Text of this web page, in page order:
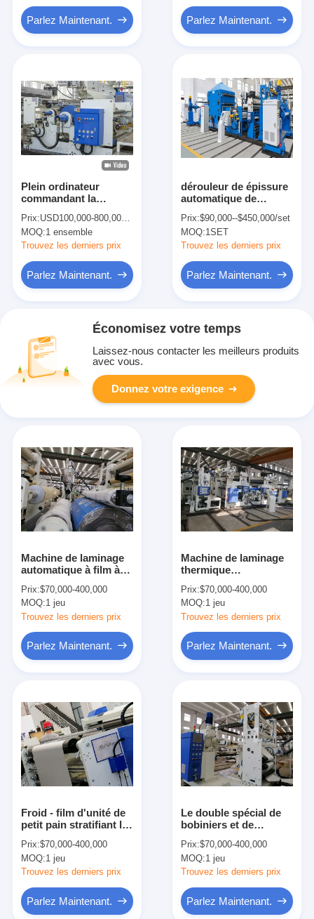
Parlez Maintenant. Parlez Maintenant.
Plein ordinateur
commandant la
stratification de film
d'ANIMAL FAMILIER
de 1500mm
Prix:USD100,000-800,000/set
MOQ:1 ensemble
Trouvez les derniers prix
Parlez Maintenant.
dérouleur de épissure
automatique de
Laminating Machine
Shaftless
Prix:$90,000--$450,000/set
MOQ:1SET
Trouvez les derniers prix
Parlez Maintenant.
Économisez votre temps
Laissez-nous contacter les meilleurs produits
avec vous.
Donnez votre exigence
Machine de laminage
automatique à film à
vibration 380V pour
tissu non tissé en
blanc et bleu
Prix:$70,000-400,000
MOQ:1 jeu
Trouvez les derniers prix
Parlez Maintenant.
Machine de laminage
thermique
plusieurs couches,
Max Φ800mm Machine
de laminage thermique
en blanc et bleu
Prix:$70,000-400,000
MOQ:1 jeu
Trouvez les derniers prix
Parlez Maintenant.
Froid - film d'unité de
petit pain stratifiant la
avec le contrôle de
température précis
dans blanc et bleu
Prix:$70,000-400,000
MOQ:1 jeu
Trouvez les derniers prix
Parlez Maintenant.
Le double spécial de
bobiniers et de
largeur de
stratification de la
machine
Prix:$70,000-400,000
MOQ:1 jeu
Trouvez les derniers prix
Parlez Maintenant.